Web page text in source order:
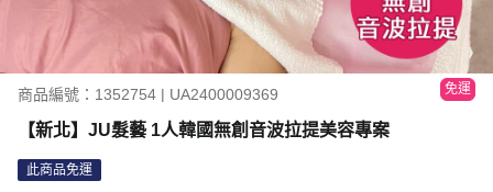
商品編號：1352754 | UA2400009369 免運
【新北】JU髮藝 1人韓國無創音波拉提美容專案
此商品免運